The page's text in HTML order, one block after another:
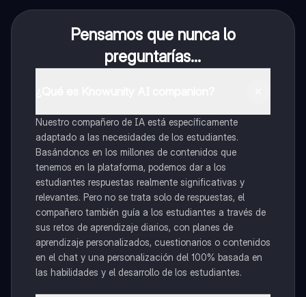
Pensamos que nunca lo
preguntarías...
Nuestro compañero de IA está específicamente
adaptado a las necesidades de los estudiantes.
Basándonos en los millones de contenidos que
tenemos en la plataforma, podemos dar a los
estudiantes respuestas realmente significativas y
relevantes. Pero no se trata solo de respuestas, el
compañero también guía a los estudiantes a través de
sus retos de aprendizaje diarios, con planes de
aprendizaje personalizados, cuestionarios o contenidos
en el chat y una personalización del 100% basada en
las habilidades y el desarrollo de los estudiantes.